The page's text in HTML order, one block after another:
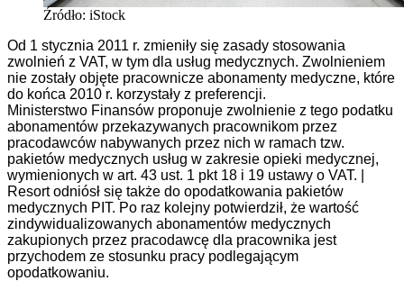
Źródło: iStock
Od 1 stycznia 2011 r. zmieniły się zasady stosowania
zwolnień z VAT, w tym dla usług medycznych. Zwolnieniem
nie zostały objęte pracownicze abonamenty medyczne, które
do końca 2010 r. korzystały z preferencji.
Ministerstwo Finansów proponuje zwolnienie z tego podatku
abonamentów przekazywanych pracownikom przez
pracodawców nabywanych przez nich w ramach tzw.
pakietów medycznych usług w zakresie opieki medycznej,
wymienionych w art. 43 ust. 1 pkt 18 i 19 ustawy o VAT. |
Resort odniósł się także do opodatkowania pakietów
medycznych PIT. Po raz kolejny potwierdził, że wartość
zindywidualizowanych abonamentów medycznych
zakupionych przez pracodawcę dla pracownika jest
przychodem ze stosunku pracy podlegającym
opodatkowaniu.